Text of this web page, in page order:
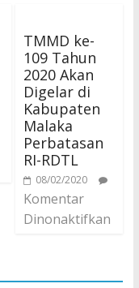
TMMD ke-
109 Tahun
2020 Akan
Digelar di
Kabupaten
Malaka
Perbatasan
RI-RDTL
08/02/2020
Komentar
Dinonaktifkan